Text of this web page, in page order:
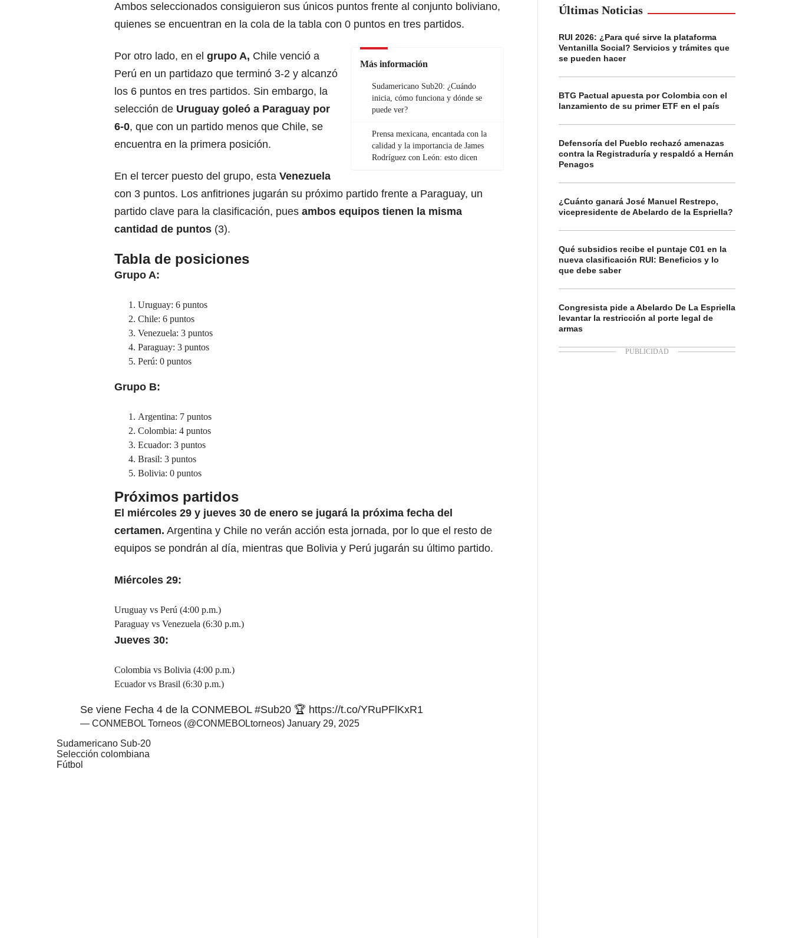
Ambos seleccionados consiguieron sus únicos puntos frente al conjunto boliviano,
quienes se encuentran en la cola de la tabla con 0 puntos en tres partidos.
Más información
Sudamericano Sub20: ¿Cuándo
inicia, cómo funciona y dónde se
puede ver?
Prensa mexicana, encantada con la
calidad y la importancia de James
Rodríguez con León: esto dicen
Por otro lado, en el grupo A, Chile venció a
Perú en un partidazo que terminó 3-2 y alcanzó
los 6 puntos en tres partidos. Sin embargo, la
selección de Uruguay goleó a Paraguay por
6-0, que con un partido menos que Chile, se
encuentra en la primera posición.
En el tercer puesto del grupo, esta Venezuela
con 3 puntos. Los anfitriones jugarán su próximo partido frente a Paraguay, un
partido clave para la clasificación, pues ambos equipos tienen la misma
cantidad de puntos (3).
Tabla de posiciones
Grupo A:
Uruguay: 6 puntos
Chile: 6 puntos
Venezuela: 3 puntos
Paraguay: 3 puntos
Perú: 0 puntos
Grupo B:
Argentina: 7 puntos
Colombia: 4 puntos
Ecuador: 3 puntos
Brasil: 3 puntos
Bolivia: 0 puntos
Próximos partidos
El miércoles 29 y jueves 30 de enero se jugará la próxima fecha del
certamen. Argentina y Chile no verán acción esta jornada, por lo que el resto de
equipos se pondrán al día, mientras que Bolivia y Perú jugarán su último partido.
Miércoles 29:
Uruguay vs Perú (4:00 p.m.)
Paraguay vs Venezuela (6:30 p.m.)
Jueves 30:
Colombia vs Bolivia (4:00 p.m.)
Ecuador vs Brasil (6:30 p.m.)
Se viene Fecha 4 de la CONMEBOL #Sub20 🏆 https://t.co/YRuPFlKxR1
— CONMEBOL Torneos (@CONMEBOLtorneos) January 29, 2025
Sudamericano Sub-20
Selección colombiana
Fútbol
Últimas Noticias
RUI 2026: ¿Para qué sirve la plataforma
Ventanilla Social? Servicios y trámites que
se pueden hacer
BTG Pactual apuesta por Colombia con el
lanzamiento de su primer ETF en el país
Defensoría del Pueblo rechazó amenazas
contra la Registraduría y respaldó a Hernán
Penagos
¿Cuánto ganará José Manuel Restrepo,
vicepresidente de Abelardo de la Espriella?
Qué subsidios recibe el puntaje C01 en la
nueva clasificación RUI: Beneficios y lo
que debe saber
Congresista pide a Abelardo De La Espriella
levantar la restricción al porte legal de
armas